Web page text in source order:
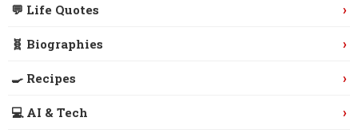
💬 Life Quotes ›
🧬 Biographies ›
🍳 Recipes ›
💻 AI & Tech ›